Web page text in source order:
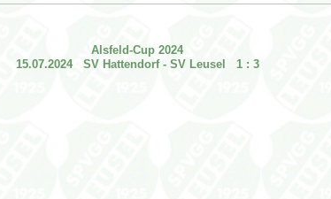
Alsfeld-Cup 2024
15.07.2024 SV Hattendorf - SV Leusel 1 : 3